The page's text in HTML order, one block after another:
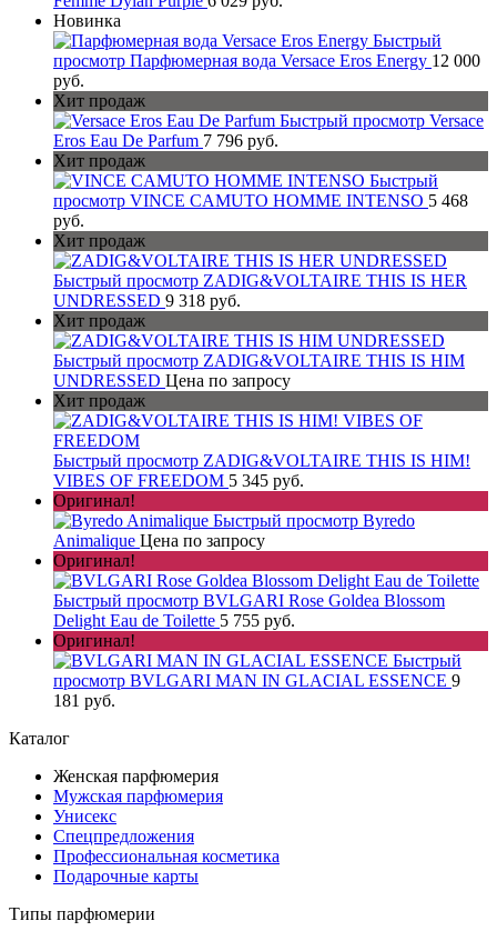
Новинка
Быстрый
просмотр Парфюмерная вода Versace Eros Energy 12 000
руб.
Хит продаж
Быстрый просмотр Versace
Eros Eau De Parfum 7 796 руб.
Хит продаж
Быстрый
просмотр VINCE CAMUTO HOMME INTENSO 5 468
руб.
Хит продаж
Быстрый просмотр ZADIG&VOLTAIRE THIS IS HER
UNDRESSED 9 318 руб.
Хит продаж
Быстрый просмотр ZADIG&VOLTAIRE THIS IS HIM
UNDRESSED Цена по запросу
Хит продаж
Быстрый просмотр ZADIG&VOLTAIRE THIS IS HIM!
VIBES OF FREEDOM 5 345 руб.
Оригинал!
Быстрый просмотр Byredo
Animalique Цена по запросу
Оригинал!
Быстрый просмотр BVLGARI Rose Goldea Blossom
Delight Eau de Toilette 5 755 руб.
Оригинал!
Быстрый
просмотр BVLGARI MAN IN GLACIAL ESSENCE 9
181 руб.
Каталог
Женская парфюмерия
Мужская парфюмерия
Унисекс
Спецпредложения
Профессиональная косметика
Подарочные карты
Типы парфюмерии